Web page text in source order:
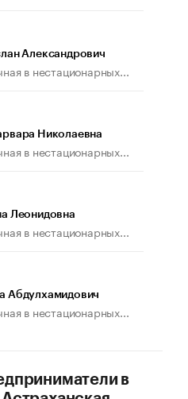
иначе». Как живет глава
Александрович
в нестационарных...
Николаевна
в нестационарных...
Леонидовна
в нестационарных...
Абдулхамидович
в нестационарных...
в